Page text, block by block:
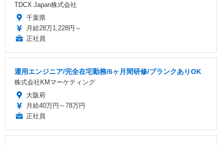
TDCX Japan株式会社
千葉県
月給28万1,228円～
正社員
運用エンジニア/完全在宅勤務/6ヶ月間研修/ブランクありOK
株式会社KMマーケティング
大阪府
月給40万円～78万円
正社員